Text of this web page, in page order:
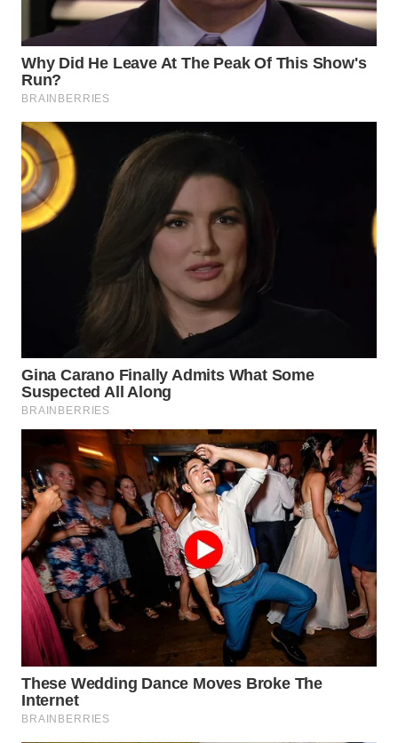
WN
CIANJUR
WN
SERIBU
WN
TANGERANG
WN
INDRAMAYU
KUNINGAN
WN
MAJALENGKA
WN
SUBANG
WN
SUKABUMI
WN
PURWAKARTA